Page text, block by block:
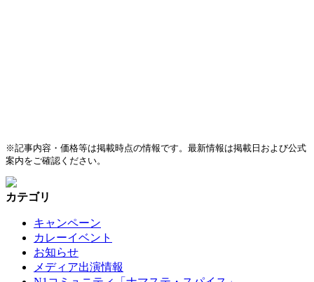
※記事内容・価格等は掲載時点の情報です。最新情報は掲載日および公式
案内をご確認ください。
カテゴリ
キャンペーン
カレーイベント
お知らせ
メディア出演情報